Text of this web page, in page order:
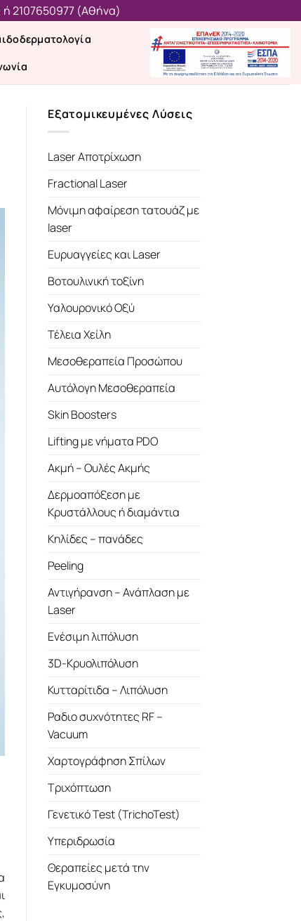
ή2107650977 (Aθήνα)
Εξατομικευμένες Λύσεις
Laser Αποτρίχωση
Fractional Laser
Μόνιμη αφαίρεση τατουάζ με
laser
Ευρυαγγείες και Laser
Βοτουλινική τοξίνη
Υαλουρονικό Οξύ
Τέλεια Χείλη
Μεσοθεραπεία Προσώπου
Αυτόλογη Μεσοθεραπεία
Skin Boosters
Lifting με νήματα PDO
Ακμή – Ουλές Ακμής
Δερμοαπόξεση με
Κρυστάλλους ή διαμάντια
Κηλίδες – πανάδες
Peeling
Αντιγήρανση – Ανάπλαση με
Laser
Ενέσιμη λιπόλυση
3D-Κρυολιπόλυση
Κυτταρίτιδα – Λιπόλυση
Ραδιο συχνότητες RF –
Vacuum
Χαρτογράφηση Σπίλων
Τριχόπτωση
Γενετικό Test (TrichoTest)
Υπεριδρωσία
Θεραπείες μετά την
Εγκυμοσύνη